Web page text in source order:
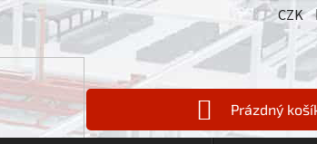
CZK
NÁKUPNÍ
KOŠÍK
Prázdný